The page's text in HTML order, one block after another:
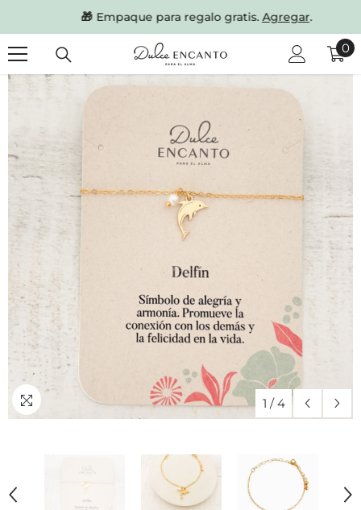
SKIP TO CONTENT
Empaque para regalo gratis.Agregar.
00
1 / 4